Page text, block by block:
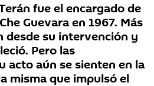
fue el encargado de
Guevara en 1967. Más
desde su intervención y
Pero las
acto aún se sienten en la
misma que impulsó el